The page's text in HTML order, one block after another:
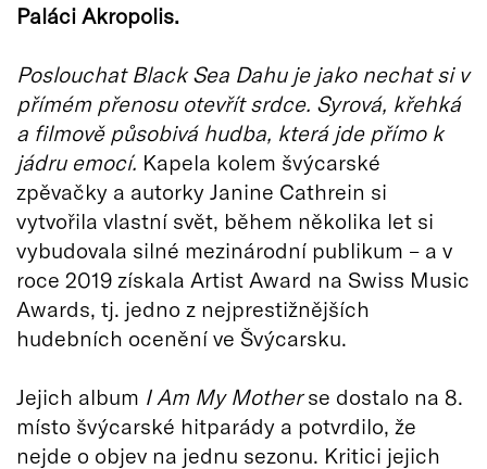
Paláci Akropolis.
Poslouchat Black Sea Dahu je jako nechat si v
přímém přenosu otevřít srdce. Syrová, křehká
a filmově působivá hudba, která jde přímo k
jádru emocí. Kapela kolem švýcarské
zpěvačky a autorky Janine Cathrein si
vytvořila vlastní svět, během několika let si
vybudovala silné mezinárodní publikum – a v
roce 2019 získala Artist Award na Swiss Music
Awards, tj. jedno z nejprestižnějších
hudebních ocenění ve Švýcarsku.
Jejich album I Am My Motherse dostalo na 8.
místo švýcarské hitparády a potvrdilo, že
nejde o objev na jednu sezonu. Kritici jejich